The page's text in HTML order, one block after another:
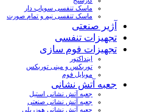
ماسک تنفسی سوپاپ دار
ماسک تنفسی نیم و تمام صورت
آژیر صنعتی
تجهیزات تنفسی
تجهیزات فوم سازی
اینداکتور
توربکس و مینی توربکس
موبایل فوم
جعبه آتش نشانی
جعبه آتش نشانی استیل
جعبه آتش نشانی صنعتی
جعبه آتش نشانی هوزریلی